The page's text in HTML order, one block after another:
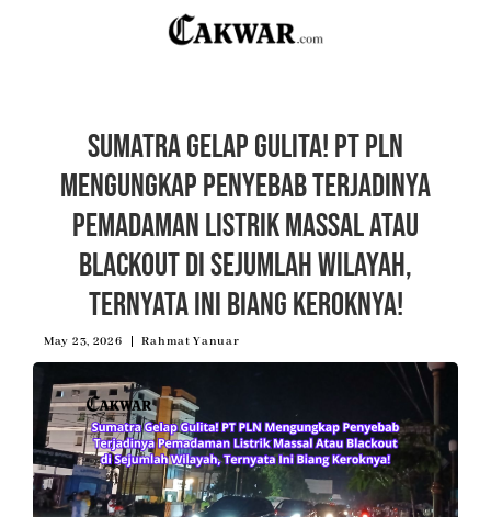
Sumatra Gelap Gulita! PT PLN
Mengungkap Penyebab Terjadinya
Pemadaman Listrik Massal Atau
Blackout di Sejumlah Wilayah,
Ternyata Ini Biang Keroknya!
May 23, 2026 Rahmat Yanuar